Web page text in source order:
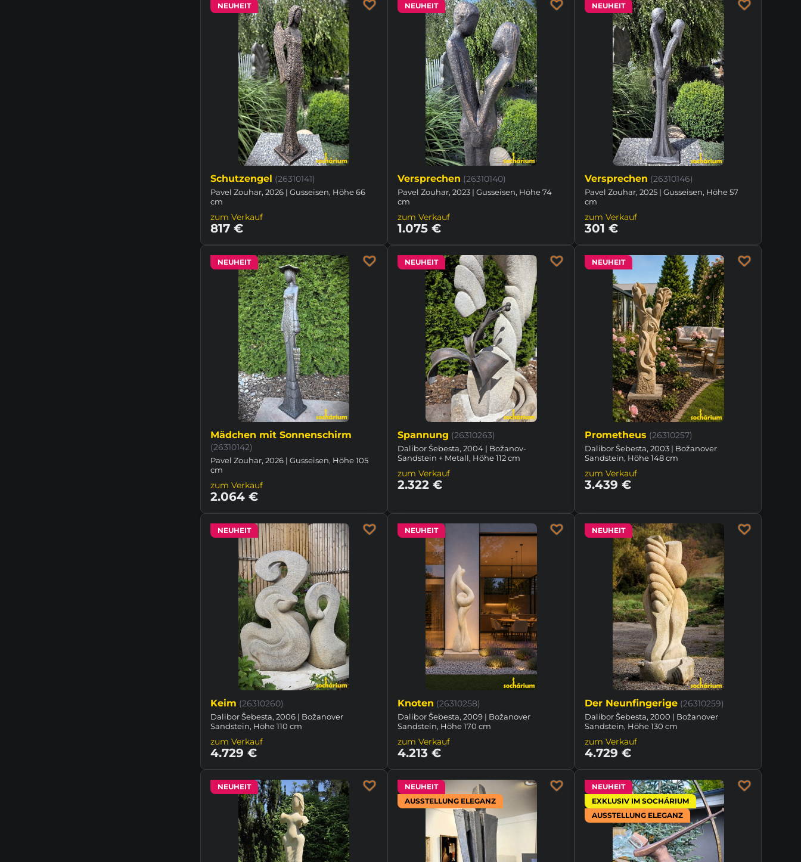
NEUHEIT
Schutzengel (26310141)
Pavel Zouhar, 2026 | Gusseisen, Höhe 66
cm
zum Verkauf
817 €
NEUHEIT
Versprechen (26310140)
Pavel Zouhar, 2023 | Gusseisen, Höhe 74
cm
zum Verkauf
1.075 €
NEUHEIT
Versprechen (26310146)
Pavel Zouhar, 2025 | Gusseisen, Höhe 57
cm
zum Verkauf
301 €
NEUHEIT
Mädchen mit Sonnenschirm
(26310142)
Pavel Zouhar, 2026 | Gusseisen, Höhe 105
cm
zum Verkauf
2.064 €
NEUHEIT
Spannung (26310263)
Dalibor Šebesta, 2004 | Božanov-
Sandstein + Metall, Höhe 112 cm
zum Verkauf
2.322 €
NEUHEIT
Prometheus (26310257)
Dalibor Šebesta, 2003 | Božanover
Sandstein, Höhe 148 cm
zum Verkauf
3.439 €
NEUHEIT
Keim (26310260)
Dalibor Šebesta, 2006 | Božanover
Sandstein, Höhe 110 cm
zum Verkauf
4.729 €
NEUHEIT
Knoten (26310258)
Dalibor Šebesta, 2009 | Božanover
Sandstein, Höhe 170 cm
zum Verkauf
4.213 €
NEUHEIT
Der Neunfingerige (26310259)
Dalibor Šebesta, 2000 | Božanover
Sandstein, Höhe 130 cm
zum Verkauf
4.729 €
NEUHEIT
NEUHEIT
AUSSTELLUNG ELEGANZ
NEUHEIT
EXKLUSIV IM SOCHÁRIUM
AUSSTELLUNG ELEGANZ